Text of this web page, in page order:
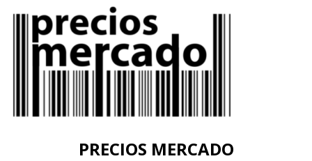
PRECIOS MERCADO